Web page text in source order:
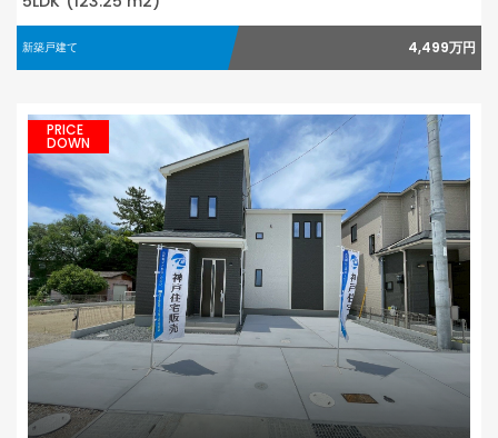
新築戸建て 4,499万円
PRICE
DOWN